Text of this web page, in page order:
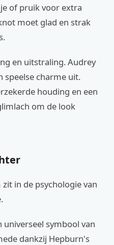
of pruik voor extra
moet glad en strak
en uitstraling. Audrey
speelse charme uit.
houding en een
om de look
in de psychologie van
universeel symbool van
dankzij Hepburn's